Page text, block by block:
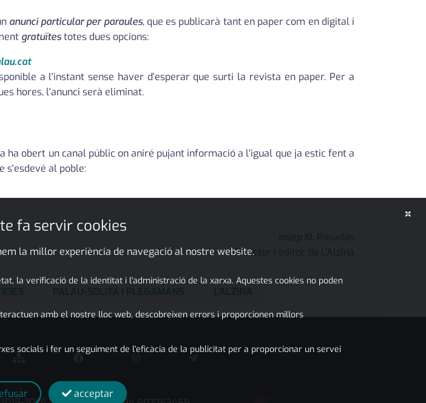
anunci particular per paraules, que es publicarà tant en paper com en digital i
gratuïtestotes dues opcions:
a l'instant sense haver d'esperar que surti la revista en paper. Per a
hores, l'anunci serà eliminat.
ha obert un canal públic on aniré pujant informació a l'igual que ja estic fent a
s'esdevé al poble:
Director i editor de L'Alzina
PALAU-SOLITÀ I PLEGAMANS L'ALZINA
×
fa servir cookies
la millor experiència de navegació al nostre website.
la verificació de la identitat i l'administració de la xarxa. Aquestes cookies no poden
amb el nostre lloc web, descobreixen errors i proporcionen millors
socials i fer un seguiment de l'eficàcia de la publicitat per a proporcionar un servei
acceptar